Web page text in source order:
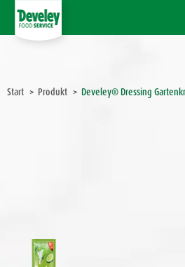
Start Produkt Develey® Dressing